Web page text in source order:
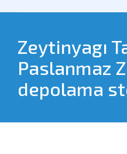
Zeytinyagı
Paslanmaz
depolama